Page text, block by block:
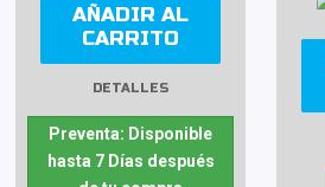
AÑADIR AL
CARRITO
DETALLES
Preventa: Disponible
hasta 7 Días después